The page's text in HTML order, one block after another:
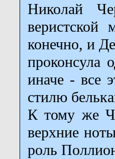
Николай
конечно, и
проконсула
иначе - все
стилю
К тому же
верхние
роль